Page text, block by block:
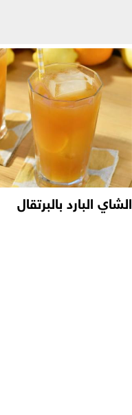
الشاي البارد بالبرتقال